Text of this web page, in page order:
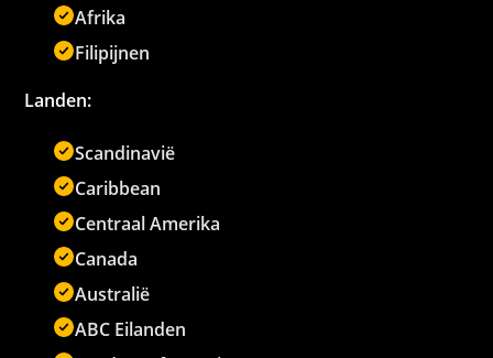
Afrika
Filipijnen
Landen:
Scandinavië
Caribbean
Centraal Amerika
Canada
Australië
ABC Eilanden